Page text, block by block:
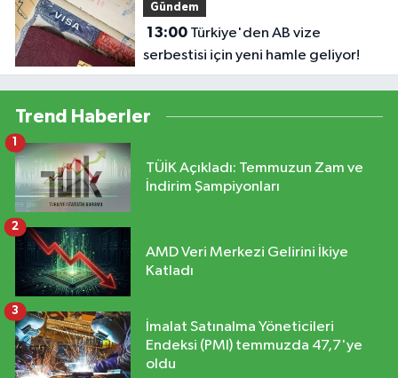
Gündem
13:00Türkiye'den AB vize
serbestisi için yeni hamle geliyor!
Trend Haberler
TÜİK Açıkladı: Temmuzun Zam ve
İndirim Şampiyonları
1
AMD Veri Merkezi Gelirini İkiye
Katladı
2
İmalat Satınalma Yöneticileri
Endeksi (PMI) temmuzda 47,7'ye
oldu
3